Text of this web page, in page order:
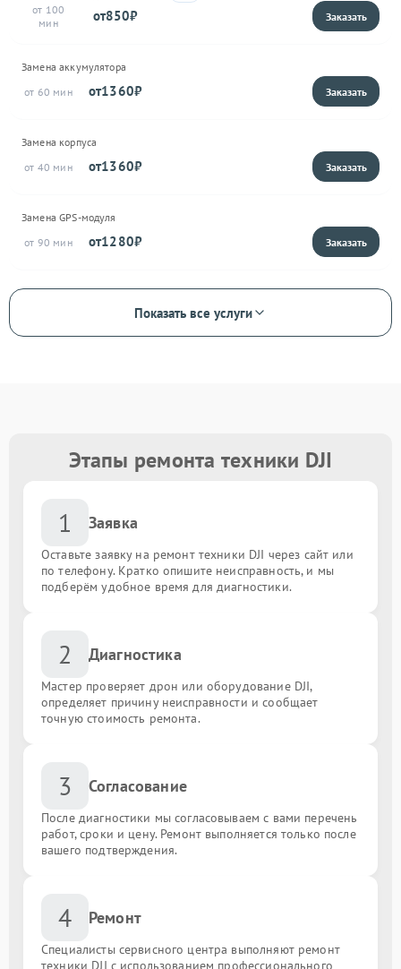
100
850
Замена аккумулятора
60
1360
Замена корпуса
40
1360
Замена GPS-модуля
90
1280
Показать все услуги
Этапы ремонта техники DJI
1 Заявка
Оставьте заявку на ремонт техники DJI через сайт или
по телефону. Кратко опишите неисправность, и мы
подберём удобное время для диагностики.
2 Диагностика
Мастер проверяет дрон или оборудование DJI,
определяет причину неисправности и сообщает
точную стоимость ремонта.
3 Согласование
После диагностики мы согласовываем с вами перечень
работ, сроки и цену. Ремонт выполняется только после
вашего подтверждения.
4 Ремонт
Специалисты сервисного центра выполняют ремонт
техники DJI с использованием профессионального